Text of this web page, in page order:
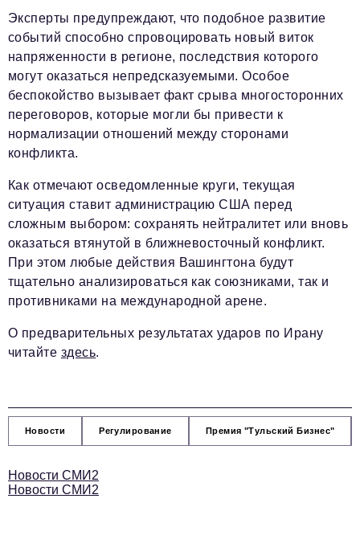
Эксперты предупреждают, что подобное развитие
событий способно спровоцировать новый виток
напряженности в регионе, последствия которого
могут оказаться непредсказуемыми. Особое
беспокойство вызывает факт срыва многосторонних
переговоров, которые могли бы привести к
нормализации отношений между сторонами
конфликта.
Как отмечают осведомленные круги, текущая
ситуация ставит администрацию США перед
сложным выбором: сохранять нейтралитет или вновь
оказаться втянутой в ближневосточный конфликт.
При этом любые действия Вашингтона будут
тщательно анализироваться как союзниками, так и
противниками на международной арене.
О предварительных результатах ударов по Ирану
читайте здесь.
Новости Регулирование Премия "Тульский Бизнес"
Новости СМИ2
Новости СМИ2